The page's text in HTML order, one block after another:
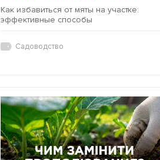
Как избавиться от мяты на участке:
эффективные способы
Садоводство